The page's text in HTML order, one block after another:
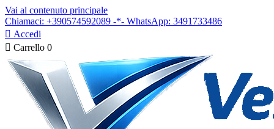
Vai al contenuto principale
Chiamaci: +390574592089 -*- WhatsApp: 3491733486
 Accedi
 Carrello 0